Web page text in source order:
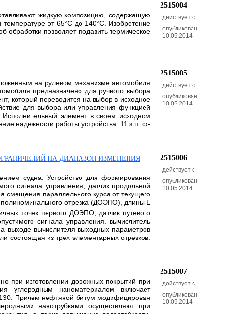
жидкую композицию, содержащую
от 65°C до 140°C. Изобретение
обработки позволяет подавить термическое
2515004
действует с
опубликован
10.05.2014
на рулевом механизме автомобиля
предназначено для ручного выбора
который переводится на выбор в исходное
для выбора или управления функцией
элемент в своем исходном
надежности работы устройства. 11 з.п. ф-
2515005
действует с
опубликован
10.05.2014
НА ДИАПАЗОН ИЗМЕНЕНИЯ
судна. Устройство для формирования
сигнала управления, датчик продольной
смещения параллельного курса от текущего
полиноминального отрезка (ДОЭПО), длины L
точек первого ДОЭПО, датчик путевого
сигнала управления, вычислитель
выходе вычислителя выходных параметров
состоящая из трех элементарных отрезков.
2515006
действует с
опубликован
10.05.2014
при изготовлении дорожных покрытий при
углеродным наноматериалом включает
Причем нефтяной битум модифицирован
нанотрубками осуществляют при
2515007
действует с
опубликован
10.05.2014